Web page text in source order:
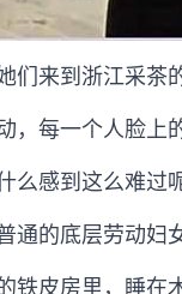
来到浙江采茶
每一个人脸上
么感到这么难过
通的底层劳动妇
铁皮房里，睡